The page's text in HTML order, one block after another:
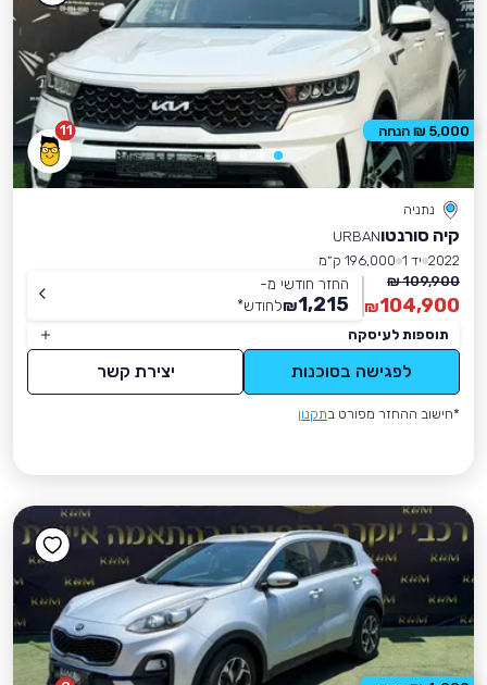
11
נתניה
קיה סורנטוURBAN
2022 יד 1
196,000 ק״מ
109,900 ₪
104,900
₪
החזר חודשי מ-
1,215
₪לחודש*
תוספות לעיסקה
לפגישה בסוכנות יצירת קשר
*חישוב ההחזר מפורט בתקנון
5,000 ₪ הנחה